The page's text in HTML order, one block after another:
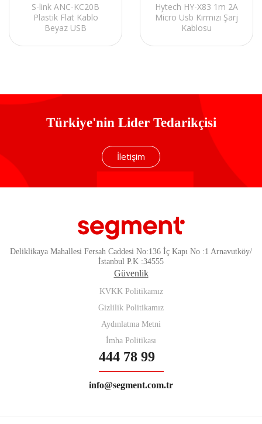
S-link ANC-KC20B
Plastik Flat Kablo
Beyaz USB
1m
Hytech HY-X83 1m 2A
Micro Usb Kırmızı Şarj
Kablosu
Türkiye'nin Lider Tedarikçisi
İletişim
Deliklikaya Mahallesi Fersah Caddesi No:136 İç Kapı No :1 Arnavutköy/
İstanbul P.K :34555
Güvenlik
KVKK Politikamız
Gizlilik Politikamız
Aydınlatma Metni
İmha Politikası
444 78 99
info@segment.com.tr